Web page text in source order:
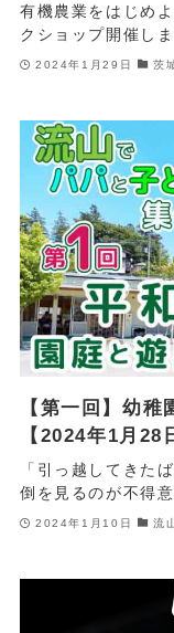
有機農業をはじめ
クショップ開催し
2024年1月29日 茨
【第一回】幼
【2024年1月28
「引っ越してきた
倒を見るのが不得
2024年1月10日 流